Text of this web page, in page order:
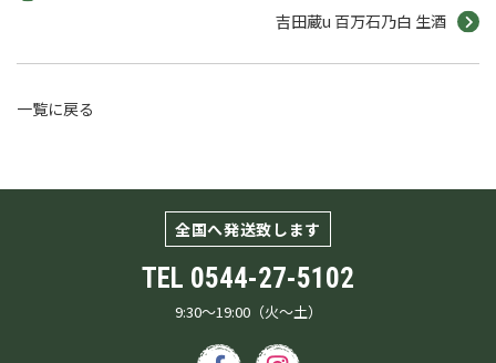
吉田蔵u 百万石乃白 生酒
一覧に戻る
全国へ発送致します
TEL 0544-27-5102
9:30～19:00（火～土）